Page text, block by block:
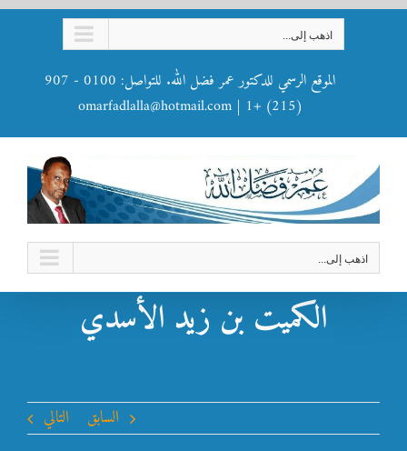
اذهب إلى...
الموقع الرسمي للدكتور عمر فضل الله. للتواصل: 0100 - 907
(215) +1
|
omarfadlalla@hotmail.com
اذهب إلى...
الكميت بن زيد الأسدي
السابق التالي